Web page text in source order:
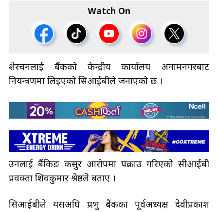
Watch On
शेरचनलाई बैंकको केन्द्रीय कार्यालय अनामनगरबाट
नियन्त्रणमा लिइएको सिआईबीले जनाएको छ ।
उनलाई बैंकिङ कसुर आरोपमा पक्राउ गरिएको सीआईबी
प्रवक्ता शिवकुमार श्रेष्ठले बताए ।
सिआईबीले यसअघि प्रभु बैंकका पूर्वअध्यक्ष देवीप्रकाश